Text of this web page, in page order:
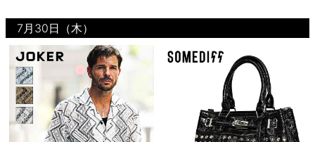
7月30日（木）